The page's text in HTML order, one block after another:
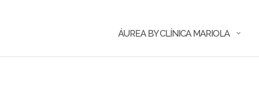
ÁUREA BY CLÍNICA MARIOLA